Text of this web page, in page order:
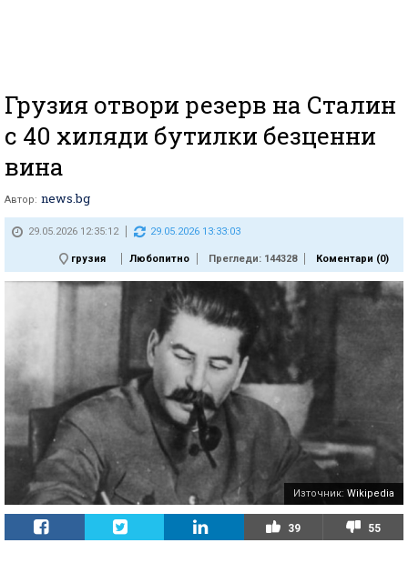
Грузия отвори резерв на Сталин
с 40 хиляди бутилки безценни
вина
Автор: news.bg
29.05.2026 12:35:12 29.05.2026 13:33:03
грузия Любопитно Прегледи: 144328 Коментари (0)
Източник: Wikipedia
39 55